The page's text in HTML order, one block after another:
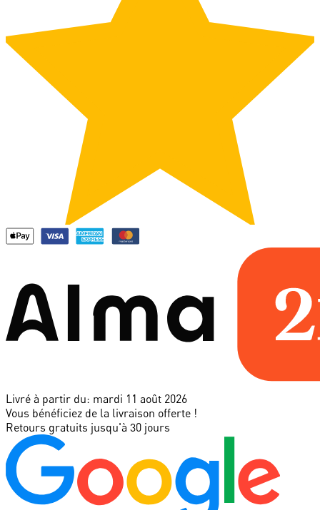
Livré à partir du: mardi 11 août 2026
Vous bénéficiez de la livraison offerte !
Retours gratuits jusqu'à 30 jours